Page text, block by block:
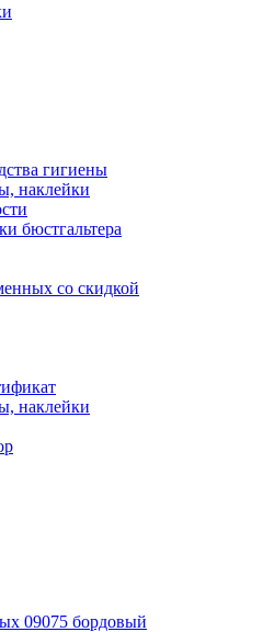
гигиены
наклейки
бюстгальтера
со скидкой
наклейки
09075 бордовый